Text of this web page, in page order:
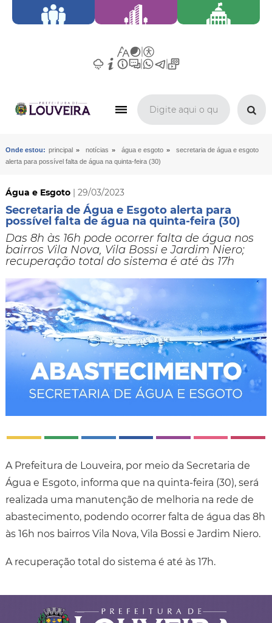
Onde estou: principal » notícias » água e esgoto »
secretaria de água e esgoto
alerta para possível falta de água na quinta-feira (30)
Água e Esgoto| 29/03/2023
Secretaria de Água e Esgoto alerta para
possível falta de água na quinta-feira (30)
Das 8h às 16h pode ocorrer falta de água nos
bairros Vila Nova, Vila Bossi e Jardim Niero;
recuperação total do sistema é até às 17h
A Prefeitura de Louveira, por meio da Secretaria de
Água e Esgoto, informa que na quinta-feira (30), será
realizada uma manutenção de melhoria na rede de
abastecimento, podendo ocorrer falta de água das 8h
às 16h nos bairros Vila Nova, Vila Bossi e Jardim Niero.
A recuperação total do sistema é até às 17h.